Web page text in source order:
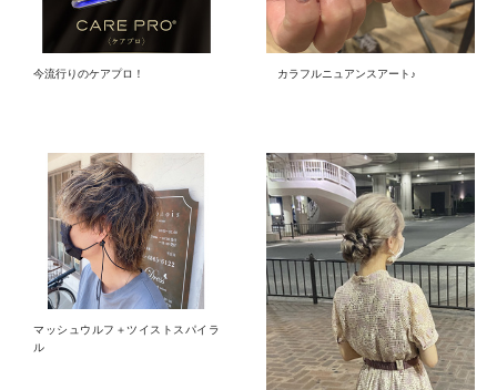
今流行りのケアプロ！ カラフルニュアンスアート♪
マッシュウルフ＋ツイストスパイラ
ル